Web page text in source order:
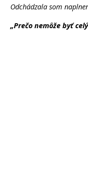
Odchádzala som
„Prečo nemôže byť